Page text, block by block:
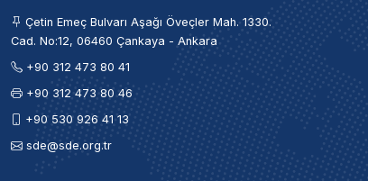
Çetin Emeç Bulvarı Aşağı Öveçler Mah. 1330.
Cad. No:12, 06460 Çankaya - Ankara
+90 312 473 80 41
+90 312 473 80 46
+90 530 926 41 13
sde@sde.org.tr